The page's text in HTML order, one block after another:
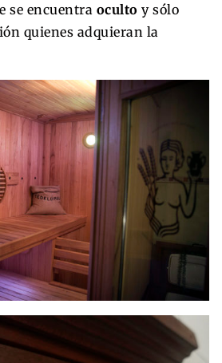
se encuentra oculto y sólo
quienes adquieran la